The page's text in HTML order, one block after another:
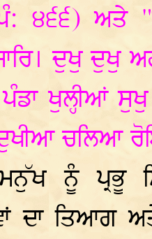
੪੬੬) ਅਤੇ
ਦੁਖੁ ਦੁਖੁ
ਖੁਲ੍ਹੀਆਂ
ਚਲਿਆ
ਮਨੁੱਖ ਨੂੰ
ਦਾ ਤਿਆਗ